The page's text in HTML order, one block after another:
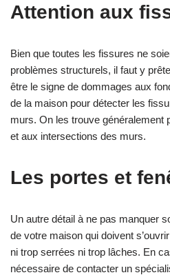
Attention aux
Bien que toutes les fissures ne
problèmes structurels, il faut y
être le signe de dommages aux
de la maison pour détecter les
murs. On les trouve généralement
et aux intersections des murs.
Les portes et
Un autre détail à ne pas manquer
de votre maison qui doivent
ni trop serrées ni trop lâches. En
nécessaire de contacter un